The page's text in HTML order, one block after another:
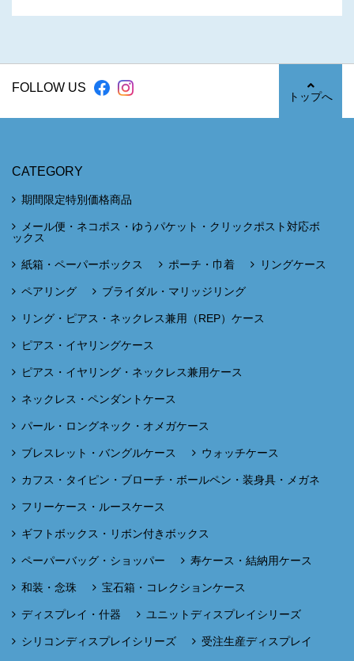
FOLLOW US
トップへ
CATEGORY
期間限定特別価格商品
メール便・ネコポス・ゆうパケット・クリックポスト対応ボ
ックス
紙箱・ペーパーボックス ポーチ・巾着 リングケース
ペアリング ブライダル・マリッジリング
リング・ピアス・ネックレス兼用（REP）ケース
ピアス・イヤリングケース
ピアス・イヤリング・ネックレス兼用ケース
ネックレス・ペンダントケース
パール・ロングネック・オメガケース
ブレスレット・バングルケース ウォッチケース
カフス・タイピン・ブローチ・ボールペン・装身具・メガネ
フリーケース・ルースケース
ギフトボックス・リボン付きボックス
ペーパーバッグ・ショッパー 寿ケース・結納用ケース
和装・念珠 宝石箱・コレクションケース
ディスプレイ・什器 ユニットディスプレイシリーズ
シリコンディスプレイシリーズ 受注生産ディスプレイ